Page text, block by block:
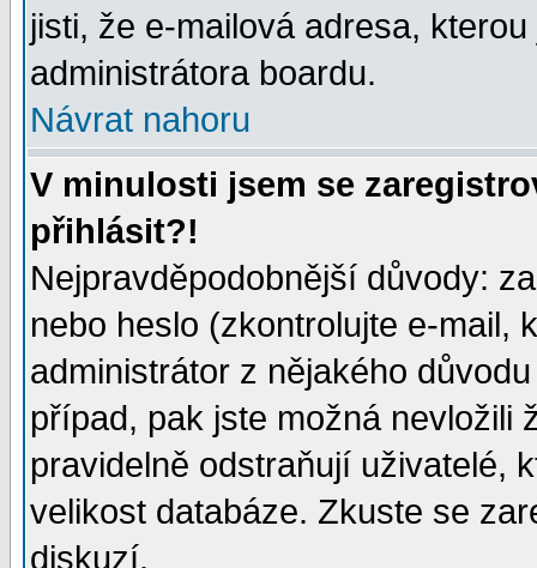
jisti, že e-mailová adresa,
administrátora boardu.
Návrat nahoru
V minulosti jsem se
přihlásit?!
Nejpravděpodobnější důvody:
nebo heslo (zkontrolujte e-mail,
administrátor z nějakého
případ, pak jste možná nevložili
pravidelně odstraňují uživatelé,
velikost databáze. Zkuste se
diskuzí.